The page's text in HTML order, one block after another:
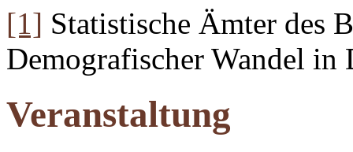
[1] Statistische Ämter des
Demografischer Wandel in
Veranstaltung